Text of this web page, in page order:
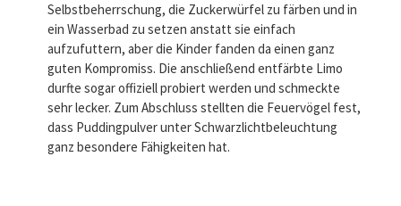
Selbstbeherrschung, die Zuckerwürfel zu färben und in
ein Wasserbad zu setzen anstatt sie einfach
aufzufuttern, aber die Kinder fanden da einen ganz
guten Kompromiss. Die anschließend entfärbte Limo
durfte sogar offiziell probiert werden und schmeckte
sehr lecker. Zum Abschluss stellten die Feuervögel fest,
dass Puddingpulver unter Schwarzlichtbeleuchtung
ganz besondere Fähigkeiten hat.